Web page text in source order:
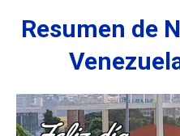
Resumen de